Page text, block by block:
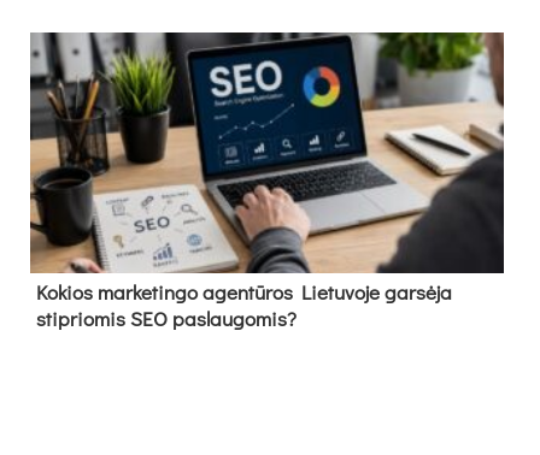
Kokios marketingo agentūros Lietuvoje garsėja
stipriomis SEO paslaugomis?